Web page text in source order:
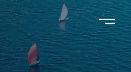
un professionnel ....